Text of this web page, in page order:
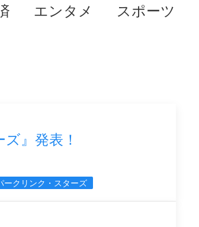
エンタメ スポーツ
』発表！
ークリンク・スターズ